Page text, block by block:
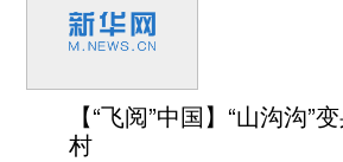
【“飞阅”中国】“山沟沟”
村